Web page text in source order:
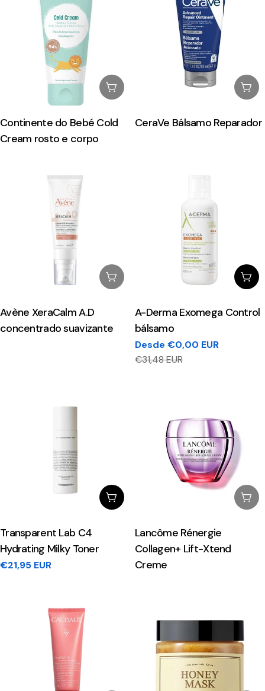
Esgotado
Continente do Bebé Cold
Cream rosto e corpo
CeraVe Bálsamo Reparador
Esgotado
Avène XeraCalm A.D
concentrado suavizante
A-Derma Exomega Control
bálsamo
Preço
Desde €0,00 EUR
Preço
€31,48 EUR
Adicionar Ao Carrinho
Transparent Lab C4
Hydrating Milky Toner
Preço
€21,95 EUR
Lancôme Rénergie
Collagen+ Lift-Xtend
Creme